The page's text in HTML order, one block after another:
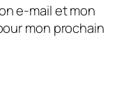
e-mail et mon
mon prochain